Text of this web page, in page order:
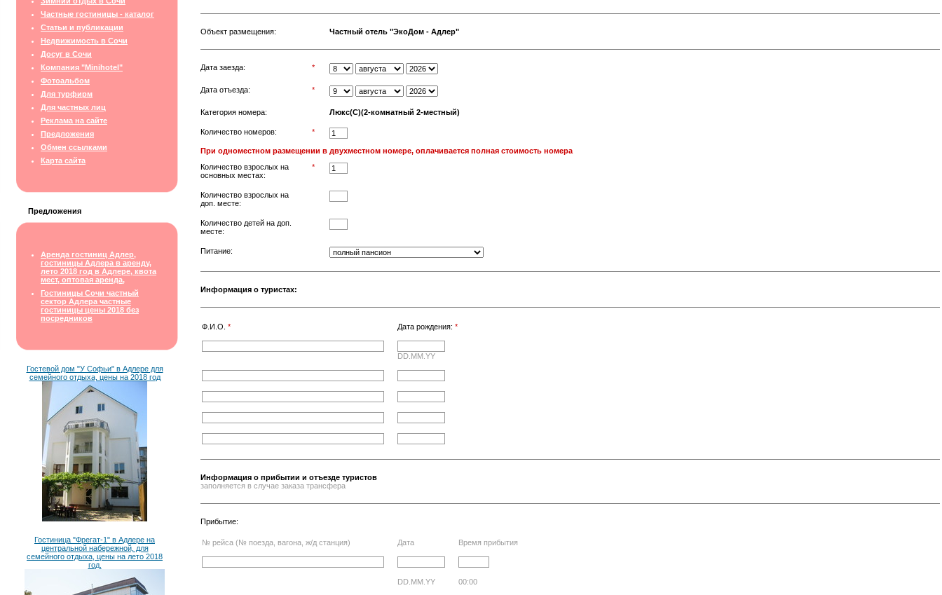
Частные гостиницы - каталог
Статьи и публикации
Недвижимость в Сочи
Досуг в Сочи
Компания "Minihotel"
Фотоальбом
Для турфирм
Для частных лиц
Реклама на сайте
Предложения
Обмен ссылками
Карта сайта
Предложения
Аренда гостиниц Адлер,
гостиницы Адлера в аренду,
лето 2018 год в Адлере, квота
мест, оптовая аренда,
Гостиницы Сочи частный
сектор Адлера частные
гостиницы цены 2018 без
посредников
Гостевой дом "У Софьи" в Адлере для
семейного отдыха, цены на 2018 год
Гостиница "Фрегат-1" в Адлере на
центральной набережной, для
семейного отдыха, цены на лето 2018
год.
Объект размещения: Частный отель "ЭкоДом - Адлер"
Дата заезда: *
Дата отъезда: *
Категория номера: Люкс(С)(2-комнатный 2-местный)
Количество номеров: *
При одноместном размещении в двухместном номере, оплачивается полная стоимость номера
Количество взрослых на
основных местах:
*
Количество взрослых на
доп. месте:
Количество детей на доп.
месте:
Питание:
Информация о туристах:
Ф.И.О. * Дата рождения: *
DD.MM.YY
Информация о прибытии и отъезде туристов
заполняется в случае заказа трансфера
Прибытие:
№ рейса (№ поезда, вагона, ж/д станция) Дата Время прибытия
DD.MM.YY 00:00